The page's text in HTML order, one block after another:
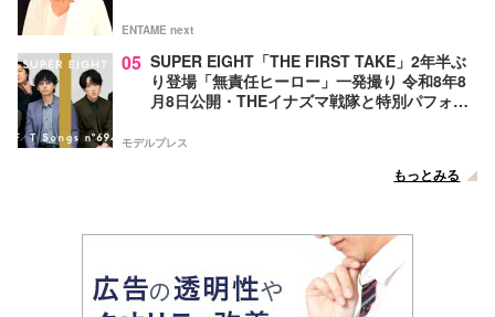
ENTAME next
05 SUPER EIGHT「THE FIRST TAKE」2年半ぶ
り登場「無責任ヒーロー」一発撮り 令和8年8
月8日公開・THEイナズマ戦隊と特別パフォー
モデルプレス
もっとみる